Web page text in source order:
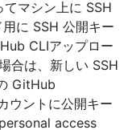
マシン上に SSH
に SSH 公開キー
CLIアップロー
合は、新しい SSH
GitHub
ウントに公開キー
access